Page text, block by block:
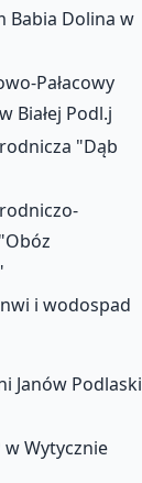
Babia Dolina w
Pałacowy
Białej Podl.j
"Dąb
i wodospad
Janów Podlaski
w Wytycznie